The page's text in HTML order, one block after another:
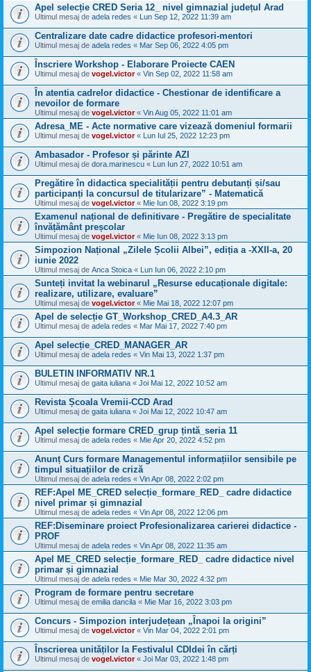
Apel selecție CRED Seria 12_ nivel gimnazial județul Arad
Ultimul mesaj de adela redes « Lun Sep 12, 2022 11:39 am
Centralizare date cadre didactice profesori-mentori
Ultimul mesaj de adela redes « Mar Sep 06, 2022 4:05 pm
Înscriere Workshop - Elaborare Proiecte CAEN
Ultimul mesaj de vogel.victor« Vin Sep 02, 2022 11:58 am
În atentia cadrelor didactice - Chestionar de identificare a
nevoilor de formare
Ultimul mesaj de vogel.victor« Vin Aug 05, 2022 11:01 am
Adresa_ME - Acte normative care vizează domeniul formarii
Ultimul mesaj de vogel.victor« Lun Iul 25, 2022 12:23 pm
Ambasador - Profesor și părinte AZI
Ultimul mesaj de dora.marinescu « Lun Iun 27, 2022 10:51 am
Pregătire în didactica specialității pentru debutanți și/sau
participanți la concursul de titularizare” - Matematică
Ultimul mesaj de vogel.victor« Mie Iun 08, 2022 3:19 pm
Examenul național de definitivare - Pregătire de specialitate
învățământ preșcolar
Ultimul mesaj de vogel.victor« Mie Iun 08, 2022 3:13 pm
Simpozion Național „Zilele Școlii Albei”, ediția a -XXII-a, 20
iunie 2022
Ultimul mesaj de Anca Stoica « Lun Iun 06, 2022 2:10 pm
Sunteți invitat la webinarul „Resurse educaționale digitale:
realizare, utilizare, evaluare”
Ultimul mesaj de vogel.victor« Mie Mai 18, 2022 12:07 pm
Apel de selecție GT_Workshop_CRED_A4.3_AR
Ultimul mesaj de adela redes « Mar Mai 17, 2022 7:40 pm
Apel selecție_CRED_MANAGER_AR
Ultimul mesaj de adela redes « Vin Mai 13, 2022 1:37 pm
BULETIN INFORMATIV NR.1
Ultimul mesaj de gaita iuliana « Joi Mai 12, 2022 10:52 am
Revista Școala Vremii-CCD Arad
Ultimul mesaj de gaita iuliana « Joi Mai 12, 2022 10:47 am
Apel selecție formare CRED_grup țintă_seria 11
Ultimul mesaj de adela redes « Mie Apr 20, 2022 4:52 pm
Anunț Curs formare Managementul informațiilor sensibile pe
timpul situațiilor de criză
Ultimul mesaj de adela redes « Vin Apr 08, 2022 2:02 pm
REF:Apel ME_CRED selecție_formare_RED_ cadre didactice
nivel primar și gimnazial
Ultimul mesaj de adela redes « Vin Apr 08, 2022 12:06 pm
REF:Diseminare proiect Profesionalizarea carierei didactice -
PROF
Ultimul mesaj de adela redes « Vin Apr 08, 2022 11:35 am
Apel ME_CRED selecție_formare_RED_ cadre didactice nivel
primar și gimnazial
Ultimul mesaj de adela redes « Mie Mar 30, 2022 4:32 pm
Program de formare pentru secretare
Ultimul mesaj de emilia dancila « Mie Mar 16, 2022 3:03 pm
Concurs - Simpozion interjudețean „Înapoi la origini”
Ultimul mesaj de vogel.victor« Vin Mar 04, 2022 2:01 pm
Înscrierea unităților la Festivalul CDIdei în cărți
Ultimul mesaj de vogel.victor« Joi Mar 03, 2022 1:48 pm